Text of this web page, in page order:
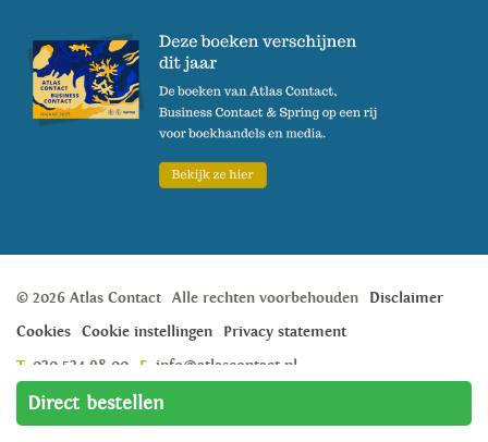
Direct bestellen
© 2026 Atlas Contact Alle rechten voorbehouden
Disclaimer
Cookies
Cookie instellingen
Privacy statement
T: 020 524 98 00 E: info@atlascontact.nl
Weesperstraat 105A, 1018 VN, Amsterdam